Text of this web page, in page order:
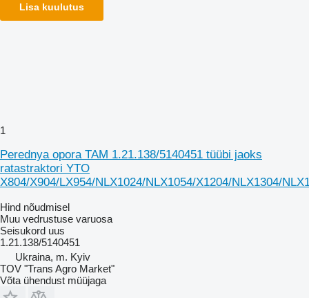
Lisa kuulutus
1
Perednya opora TAM 1.21.138/5140451 tüübi jaoks
ratastraktori YTO
X804/X904/LX954/NLX1024/NLX1054/X1204/NLX1304/
Hind nõudmisel
Muu vedrustuse varuosa
Seisukord uus
1.21.138/5140451
Ukraina, m. Kyiv
TOV "Trans Agro Market"
Võta ühendust müüjaga